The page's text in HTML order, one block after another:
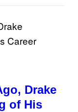
Drake
of His